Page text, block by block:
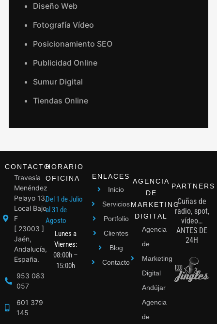
Diseño Web
Fotografía Vídeo
Posicionamiento SEO
Publicidad Online
Sumur Digital
Tiendas Online
CONTACTO
Travesía
Menéndez
Pelayo 13,
Local Bajo
F
[ 23003 ]
Jaén,
Andalucía,
España.
953 083
057
601 379
145
HORARIO
OFICINA
Del 1 de Julio
al 31 de
Agosto
Lunes a
Viernes:
08:00h –
15:00h
ENLACES
Inicio
Servicios
Portfolio
Clientes
Blog
Contacto
AGENCIA
DE
MARKETING
DIGITAL
Agencia
de
Marketing
Digital
Andújar
Agencia
de
PARTNERS
Cuñas de
radio, spot,
vídeo…
ANTES DE
24H